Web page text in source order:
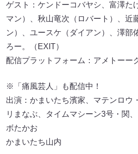
ゲスト：ケンドーコバヤシ、富澤た
マン）、秋山竜次（ロバート）、近
ン）、ユースケ（ダイアン）、澤部
ろー。（EXIT）
配信プラットフォーム：アメトーー
※「痛風芸人」も配信中！
出演：かまいたち濱家、マテンロウ
リまなぶ、タイムマシーン3号・関
ボたかお
かまいたち山内